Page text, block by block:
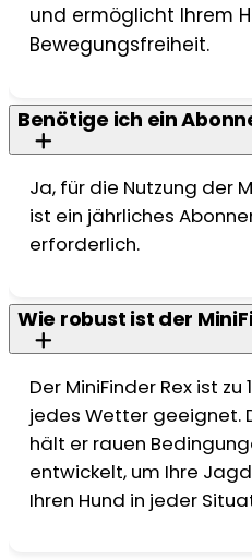
und ermöglicht Ihrem
Bewegungsfreiheit.
Benötige ich ein
Ja, für die Nutzung der
ist ein jährliches
erforderlich.
Wie robust ist der
Der MiniFinder Rex ist
jedes Wetter geeignet.
hält er rauen
entwickelt, um Ihre
Ihren Hund in jeder